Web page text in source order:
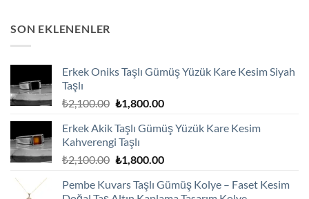
SON EKLENENLER
Erkek Oniks Taşlı Gümüş Yüzük Kare Kesim Siyah
Taşlı
₺2,100.00 Orijinal
₺2,100.00.
₺1,800.00Şu
fiyat:
Erkek Akik Taşlı Gümüş Yüzük Kare Kesim
Kahverengi Taşlı
₺2,100.00 Orijinal
₺2,100.00.
₺1,800.00Şu
fiyat:
Pembe Kuvars Taşlı Gümüş Kolye – Faset Kesim